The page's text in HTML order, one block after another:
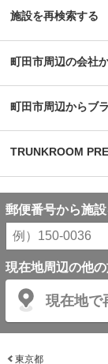
ンボックスのキャラ
わりたいという方に
ナーもこの建物に住
心感がある。大切な
施設を再検索する
町田市周辺の会社
町田市周辺からブ
TRUNKROOM
郵便番号から施
現在地周辺の他
現在地で
東京都